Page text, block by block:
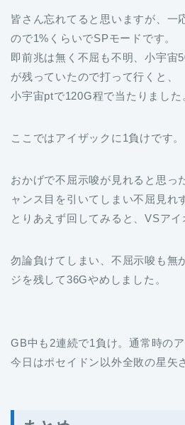
皆さん忘れてると思いますが、一
ので1%くらいでSPモードです。
即前兆は無く不屈も不明、小宇宙
が残っていたので打って行くと、
小宇宙ptで120G程で当たりました
ここではアイザックに1負けです。
おかげで不屈示唆が見れると思っ
ャンス目を引いてしまい不屈見れ
とりあえず回してみると、VSアイ
勿論負けてしまい、不屈示唆も無
ジを残して36Gやめしました。
GB中も2連続で1負け。通常時の
今日はポセイドン以外全敗の星矢